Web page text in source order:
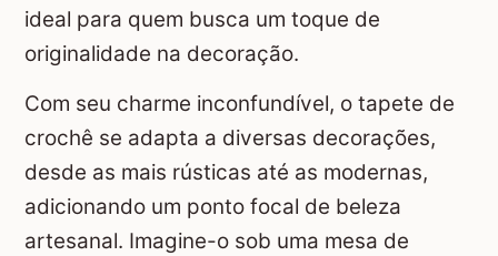
ideal para quem busca um toque de
originalidade na decoração.
Com seu charme inconfundível, o tapete de
crochê se adapta a diversas decorações,
desde as mais rústicas até as modernas,
adicionando um ponto focal de beleza
artesanal. Imagine-o sob uma mesa de